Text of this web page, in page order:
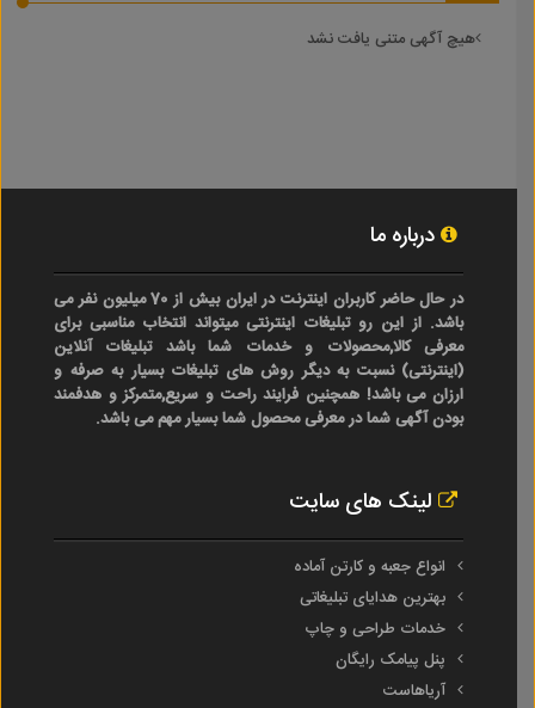
هیچ آگهی متنی یافت نشد
درباره ما
در حال حاضر کاربران اینترنت در ایران بیش از 70 میلیون نفر می
باشد. از این رو تبلیغات اینترنتی میتواند انتخاب مناسبی برای
معرفی کالا,محصولات و خدمات شما باشد تبلیغات آنلاین
(اینترنتی) نسبت به دیگر روش های تبلیغات بسیار به صرفه و
ارزان می باشد! همچنین فرایند راحت و سریع,متمرکز و هدفمند
بودن آگهی شما در معرفی محصول شما بسیار مهم می باشد.
لینک های سایت
انواع جعبه و کارتن آماده
بهترین هدایای تبلیغاتی
خدمات طراحی و چاپ
پنل پیامک رایگان
آریاهاست